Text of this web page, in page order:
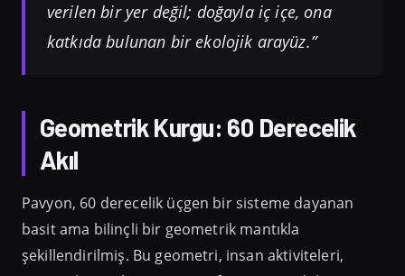
verilen bir yer değil; doğayla iç içe, ona
katkıda bulunan bir ekolojik arayüz.”
Geometrik Kurgu: 60 Derecelik
Akıl
Pavyon, 60 derecelik üçgen bir sisteme dayanan
basit ama bilinçli bir geometrik mantıkla
şekillendirilmiş. Bu geometri, insan aktiviteleri,